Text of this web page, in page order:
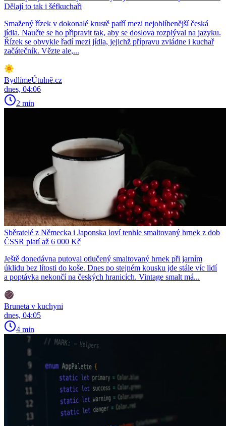
Dělají to tak i šéfkuchaři
Smažený řízek v dokonalé krustě patří mezi nejoblíbenější česká
jídla. Naučte se ho připravit tak, aby se doslova rozplýval na jazyku.
Řízek se obvykle řadí mezi jídla, jejichž přípravu zvládne i kuchař
začátečník. Vězte ale,...
BydlímeÚtulně.cz
dnes, 04:06
2 min
Sběratelé z Německa i Japonska loví tenhle smaltovaný hrnek z dob
ČSSR platí až 6 000 Kč
Ještě donedávna putoval otlučený smaltovaný hrnek při jarním
úklidu bez lítosti do koše. Dnes po stejném kousku jde stále víc lidí
a poptávka nekončí na českých hranicích. Vintage smalt má...
Bruneta v kuchyni
dnes, 04:05
4 min